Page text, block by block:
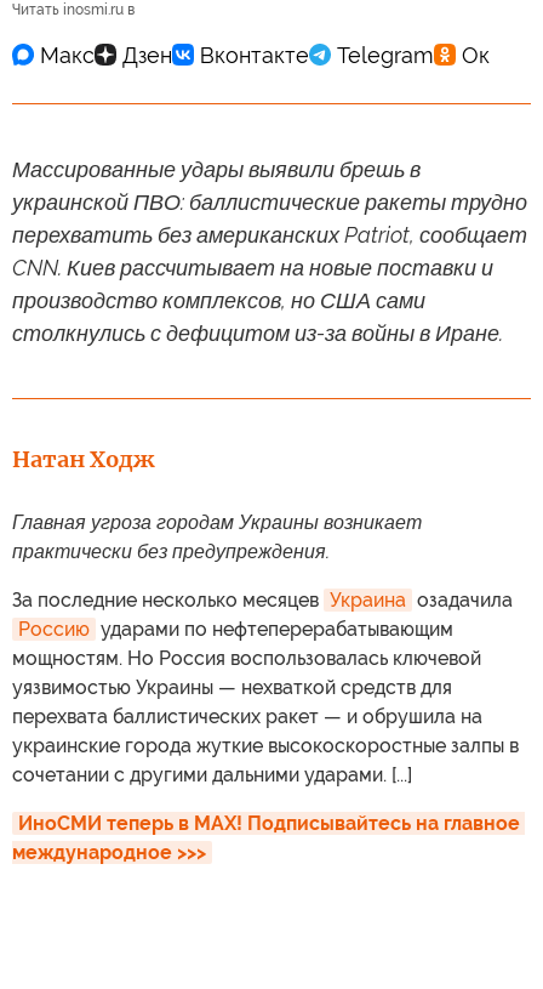
Читать inosmi.ru в
Массированные удары выявили брешь в
украинской ПВО: баллистические ракеты трудно
перехватить без американских Patriot, сообщает
CNN. Киев рассчитывает на новые поставки и
производство комплексов, но США сами
столкнулись с дефицитом из-за войны в Иране.
Натан Ходж
Главная угроза городам Украины возникает
практически без предупреждения.
За последние несколько месяцев Украина озадачила
Россию ударами по нефтеперерабатывающим
мощностям. Но Россия воспользовалась ключевой
уязвимостью Украины — нехваткой средств для
перехвата баллистических ракет — и обрушила на
украинские города жуткие высокоскоростные залпы в
сочетании с другими дальними ударами. [...]
ИноСМИ теперь в MAX! Подписывайтесь на главное
международное >>>